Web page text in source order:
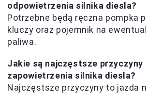
odpowietrzenia silnika diesla?
Potrzebne będą ręczna pompka
kluczy oraz pojemnik na
paliwa.
Jakie są najczęstsze przyczyny
zapowietrzenia silnika diesla?
Najczęstsze przyczyny to jazda